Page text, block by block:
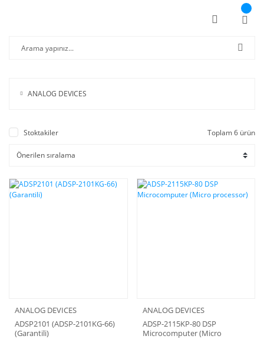
ANALOG DEVICES
Stoktakiler Toplam 6 ürün
ANALOG DEVICES
ADSP2101 (ADSP-2101KG-66)
(Garantili)
ANALOG DEVICES
ADSP-2115KP-80 DSP
Microcomputer (Micro